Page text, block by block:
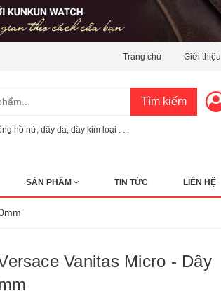
Trang chủ Giới thiệu
Tìm kiếm
hồ nữ dây da dây kim loại . . .
SẢN PHẨM TIN TỨC LIÊN HỆ
Vanitas Micro - Dây